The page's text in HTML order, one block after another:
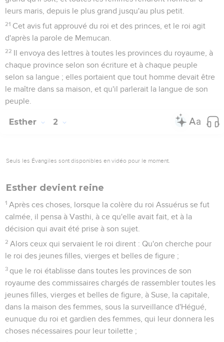
leurs maris, depuis le plus grand jusqu'au plus petit.
21 Cet avis fut approuvé du roi et des princes, et le roi agit
d'après la parole de Memucan.
22 Il envoya des lettres à toutes les provinces du royaume, à
chaque province selon son écriture et à chaque peuple
selon sa langue ; elles portaient que tout homme devait être
le maître dans sa maison, et qu'il parlerait la langue de son
peuple.
Esther 2
Seuls les Évangiles sont disponibles en vidéo pour le moment.
Esther devient reine
1 Après ces choses, lorsque la colère du roi Assuérus se fut
calmée, il pensa à Vasthi, à ce qu'elle avait fait, et à la
décision qui avait été prise à son sujet.
2 Alors ceux qui servaient le roi dirent : Qu'on cherche pour
le roi des jeunes filles, vierges et belles de figure ;
3 que le roi établisse dans toutes les provinces de son
royaume des commissaires chargés de rassembler toutes les
jeunes filles, vierges et belles de figure, à Suse, la capitale,
dans la maison des femmes, sous la surveillance d'Hégué,
eunuque du roi et gardien des femmes, qui leur donnera les
choses nécessaires pour leur toilette ;